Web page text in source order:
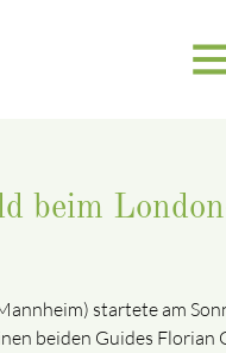
beim
startete am
beiden Guides Florian